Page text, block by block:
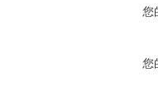
您
您